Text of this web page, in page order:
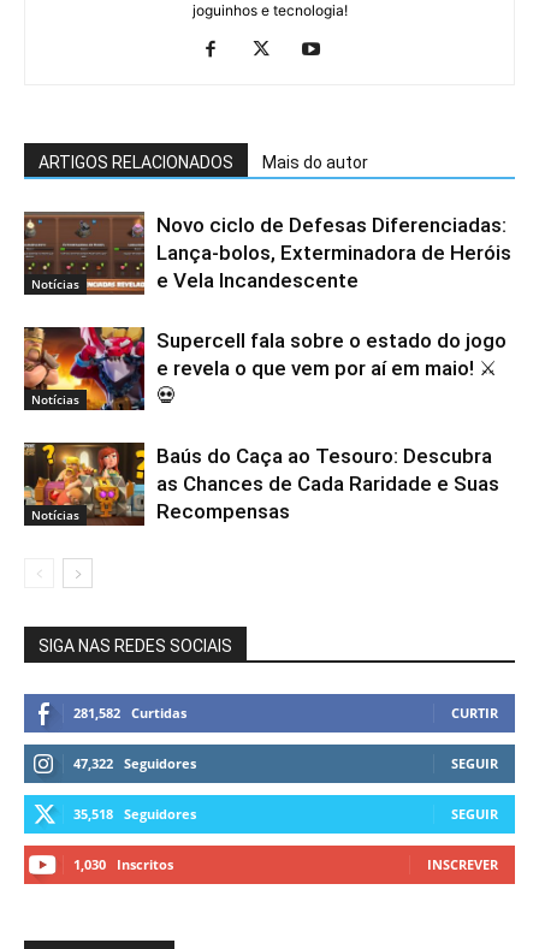
joguinhos e tecnologia!
ARTIGOS RELACIONADOS Mais do autor
Notícias
Novo ciclo de Defesas Diferenciadas:
Lança-bolos, Exterminadora de Heróis
e Vela Incandescente
Notícias
Supercell fala sobre o estado do jogo
e revela o que vem por aí em maio! ⚔️
💀
Notícias
Baús do Caça ao Tesouro: Descubra
as Chances de Cada Raridade e Suas
Recompensas
SIGA NAS REDES SOCIAIS
281,582 Curtidas CURTIR
47,322 Seguidores SEGUIR
35,518 Seguidores SEGUIR
1,030 Inscritos INSCREVER